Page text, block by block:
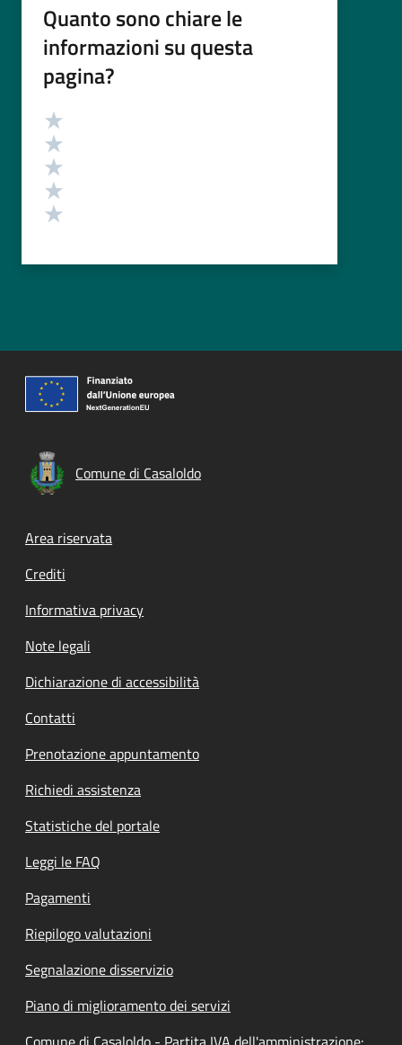
Quanto sono chiare le
informazioni su questa
pagina?
Valutazione
Comune di Casaloldo
Footer menu
Area riservata
Crediti
Informativa privacy
Note legali
Dichiarazione di accessibilità
Contatti
Prenotazione appuntamento
Richiedi assistenza
Statistiche del portale
Leggi le FAQ
Pagamenti
Riepilogo valutazioni
Segnalazione disservizio
Piano di miglioramento dei servizi